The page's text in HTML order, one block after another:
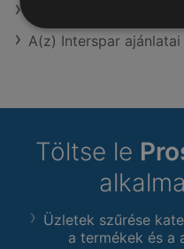
A(z) Interspar ajánlatai
Töltse le
Üzletek szűrése
a termékek és a